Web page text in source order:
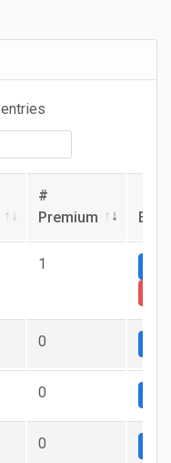
entries
#
Premium
1
0
0
0